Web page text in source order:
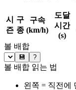
시
즌
구
종
구속
(km/h)
도달
시간
(s)
볼 배합
💾 ?
볼 배합 읽는 법
왼쪽 = 직전에